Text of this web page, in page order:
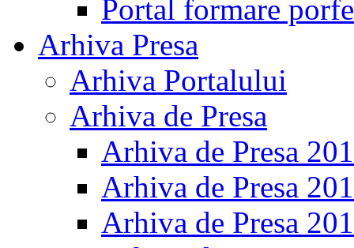
Portal formare
Arhiva Presa
Arhiva Portalului
Arhiva de Presa
Arhiva de Presa
Arhiva de Presa
Arhiva de Presa